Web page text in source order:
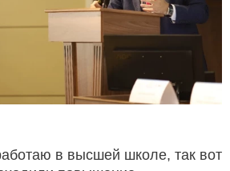
в высшей школе, так вот